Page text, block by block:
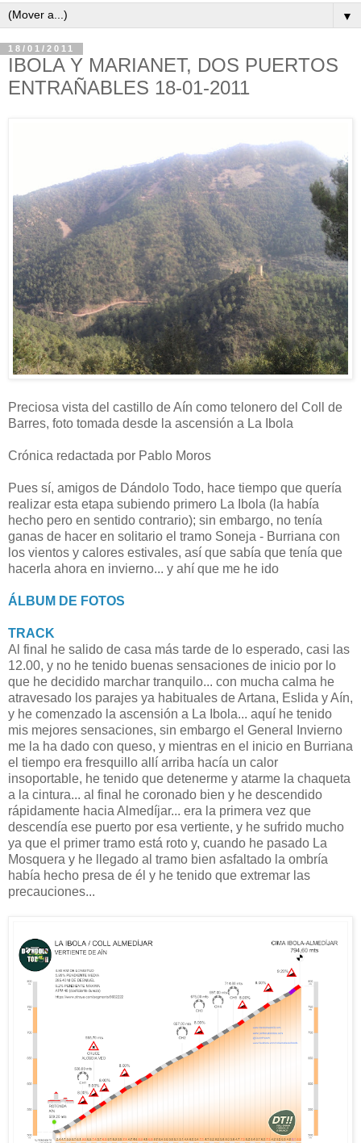
▼
18/01/2011
IBOLA Y MARIANET, DOS PUERTOS
ENTRAÑABLES 18-01-2011
Preciosa vista del castillo de Aín como telonero del Coll de
Barres, foto tomada desde la ascensión a La Ibola
Crónica redactada por Pablo Moros
Pues sí, amigos de Dándolo Todo, hace tiempo que quería
realizar esta etapa subiendo primero La Ibola (la había
hecho pero en sentido contrario); sin embargo, no tenía
ganas de hacer en solitario el tramo Soneja - Burriana con
los vientos y calores estivales, así que sabía que tenía que
hacerla ahora en invierno... y ahí que me he ido
ÁLBUM DE FOTOS
TRACK
Al final he salido de casa más tarde de lo esperado, casi las
12.00, y no he tenido buenas sensaciones de inicio por lo
que he decidido marchar tranquilo... con mucha calma he
atravesado los parajes ya habituales de Artana, Eslida y Aín,
y he comenzado la ascensión a La Ibola... aquí he tenido
mis mejores sensaciones, sin embargo el General Invierno
me la ha dado con queso, y mientras en el inicio en Burriana
el tiempo era fresquillo allí arriba hacía un calor
insoportable, he tenido que detenerme y atarme la chaqueta
a la cintura... al final he coronado bien y he descendido
rápidamente hacia Almedíjar... era la primera vez que
descendía ese puerto por esa vertiente, y he sufrido mucho
ya que el primer tramo está roto y, cuando he pasado La
Mosquera y he llegado al tramo bien asfaltado la ombría
había hecho presa de él y he tenido que extremar las
precauciones...